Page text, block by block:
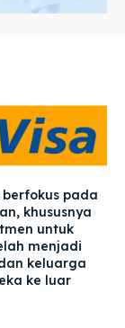
pada
khususnya
untuk
menjadi
keluarga
ke luar